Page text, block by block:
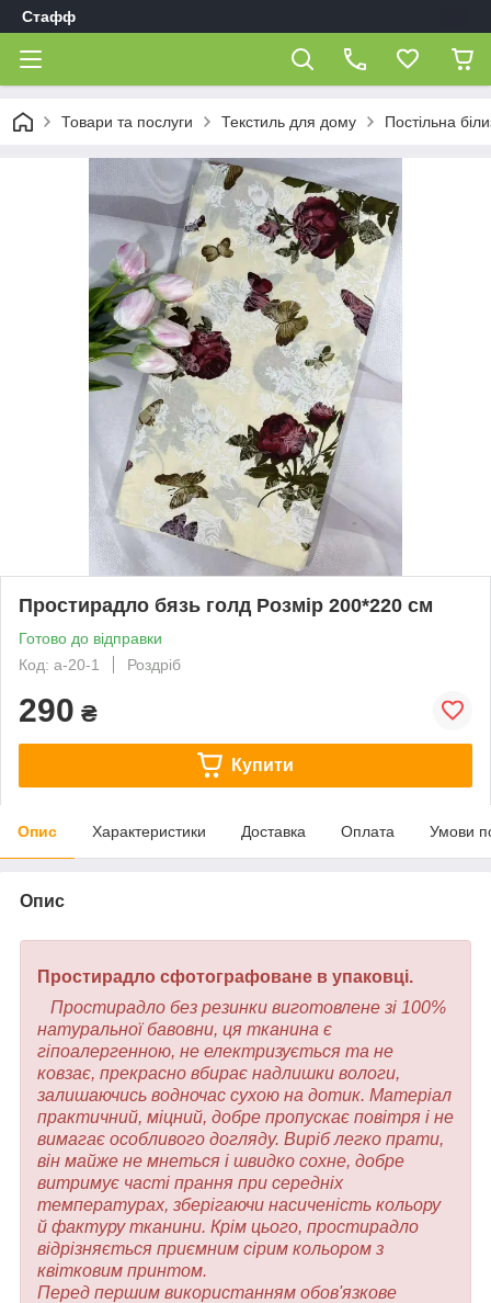
Стафф
Товари та послуги Текстиль для дому Постільна
Простирадло бязь голд Розмір 200*220 см
Готово до відправки
Код: а-20-1
Роздріб
290 ₴
Купити
Опис Характеристики Доставка Оплата Умови
Опис
Простирадло сфотографоване в упаковці.
Простирадло без резинки виготовлене зі 100%
натуральної бавовни, ця тканина є
гіпоалергенною, не електризується та не
ковзає, прекрасно вбирає надлишки вологи,
залишаючись водночас сухою на дотик. Матеріал
практичний, міцний, добре пропускає повітря і не
вимагає особливого догляду. Виріб легко прати,
він майже не мнеться і швидко сохне, добре
витримує часті прання при середніх
температурах, зберігаючи насиченість кольору
й фактуру тканини. Крім цього, простирадло
відрізняється приємним сірим кольором з
квітковим принтом.
Перед першим використанням обов'язкове